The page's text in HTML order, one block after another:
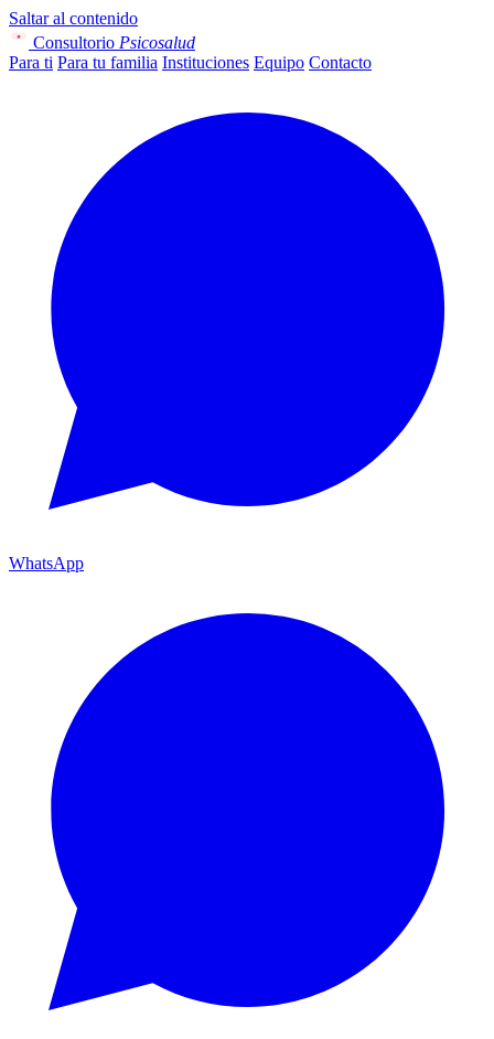
Saltar al contenido
Consultorio Psicosalud
Para ti Para tu familia Instituciones Equipo Contacto
WhatsApp